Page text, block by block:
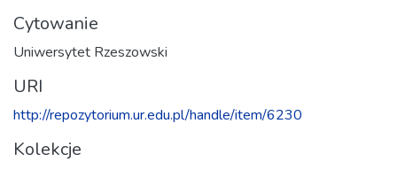
Cytowanie
Uniwersytet Rzeszowski
URI
http://repozytorium.ur.edu.pl/handle/item/6230
Kolekcje